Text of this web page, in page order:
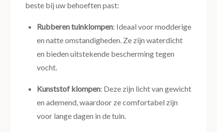
beste bij uw behoeften past:
Rubberen tuinklompen: Ideaal voor modderige
en natte omstandigheden. Ze zijn waterdicht
en bieden uitstekende bescherming tegen
vocht.
Kunststof klompen: Deze zijn licht van gewicht
en ademend, waardoor ze comfortabel zijn
voor lange dagen in de tuin.